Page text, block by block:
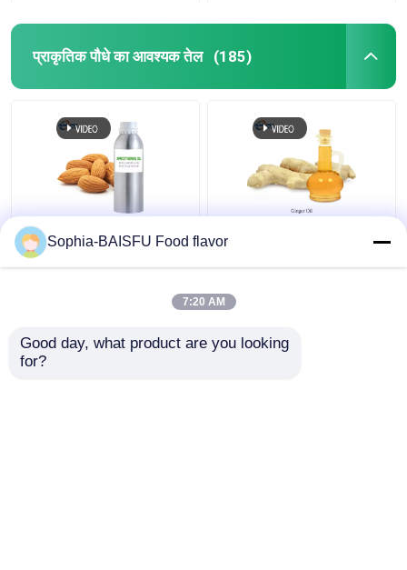
प्राकृतिक पौधे का आवश्यक तेल (185)
रंगहीन प्राकृतिक वनस्पति
अर्क तेल
CAS 8007-08-7
तेल खाद्य स्वाद और सुगंध के
लिए
Sophia-BAISFU Food flavor
7:20 AM
Good day, what product are you looking
for?